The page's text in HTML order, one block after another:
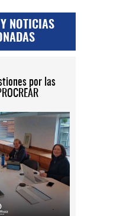
Y NOTICIAS
por las